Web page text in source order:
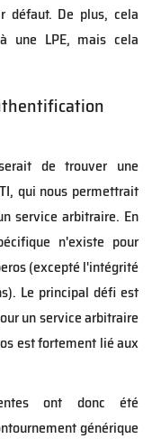
défaut. De plus, cela
une LPE, mais cela
de trouver une
qui nous permettrait
service arbitraire. En
n'existe pour
(excepté l'intégrité
Le principal défi est
un service arbitraire
est fortement lié aux
ont donc été
générique